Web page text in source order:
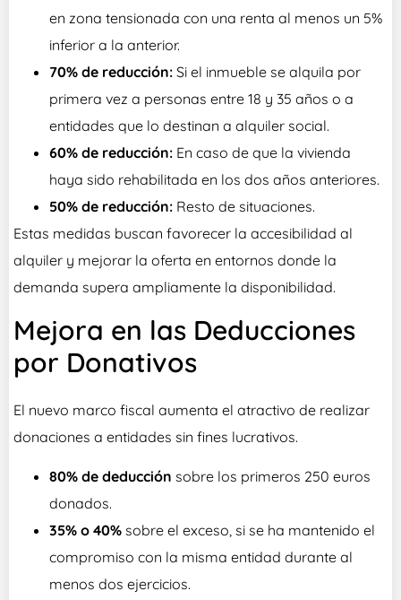
en zona tensionada con una renta al menos un 5%
inferior a la anterior.
70% de reducción: Si el inmueble se alquila por
primera vez a personas entre 18 y 35 años o a
entidades que lo destinan a alquiler social.
60% de reducción: En caso de que la vivienda
haya sido rehabilitada en los dos años anteriores.
50% de reducción: Resto de situaciones.
Estas medidas buscan favorecer la accesibilidad al
alquiler y mejorar la oferta en entornos donde la
demanda supera ampliamente la disponibilidad.
Mejora en las Deducciones
por Donativos
El nuevo marco fiscal aumenta el atractivo de realizar
donaciones a entidades sin fines lucrativos.
80% de deducción sobre los primeros 250 euros
donados.
35% o 40% sobre el exceso, si se ha mantenido el
compromiso con la misma entidad durante al
menos dos ejercicios.